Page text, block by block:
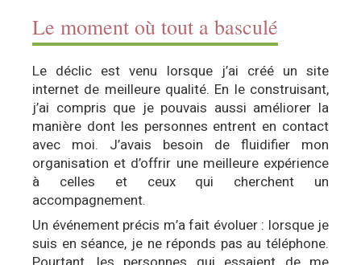
Le moment où tout a basculé
Le déclic est venu lorsque j’ai créé un site
internet de meilleure qualité. En le construisant,
j’ai compris que je pouvais aussi améliorer la
manière dont les personnes entrent en contact
avec moi. J’avais besoin de fluidifier mon
organisation et d’offrir une meilleure expérience
à celles et ceux qui cherchent un
accompagnement.
Un événement précis m’a fait évoluer : lorsque je
suis en séance, je ne réponds pas au téléphone.